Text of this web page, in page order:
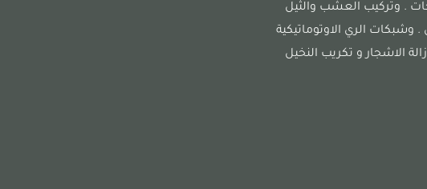
. وتركيب العشب والثيل
الري الاوتوماتيكية
الاشجار و تكريب النخيل